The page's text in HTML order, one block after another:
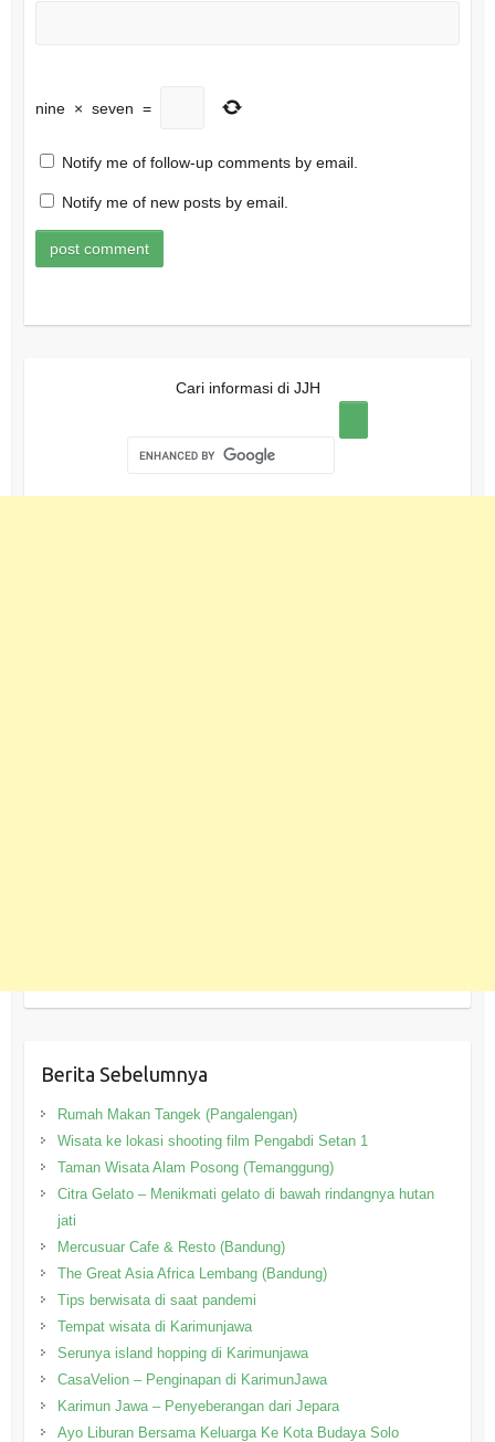
nine × seven =
Notify me of follow-up comments by email.
Notify me of new posts by email.
Cari informasi di JJH
Berita Sebelumnya
Rumah Makan Tangek (Pangalengan)
Wisata ke lokasi shooting film Pengabdi Setan 1
Taman Wisata Alam Posong (Temanggung)
Citra Gelato – Menikmati gelato di bawah rindangnya hutan
jati
Mercusuar Cafe & Resto (Bandung)
The Great Asia Africa Lembang (Bandung)
Tips berwisata di saat pandemi
Tempat wisata di Karimunjawa
Serunya island hopping di Karimunjawa
CasaVelion – Penginapan di KarimunJawa
Karimun Jawa – Penyeberangan dari Jepara
Ayo Liburan Bersama Keluarga Ke Kota Budaya Solo